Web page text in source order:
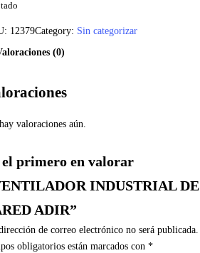
12379Category: Sin categorizar
(0)
valoraciones aún.
el primero en valorar
INDUSTRIAL DE
ADIR”
de correo electrónico no será publicada.
obligatorios están marcados con *